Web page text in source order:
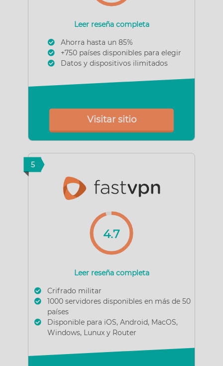
Leer reseña completa
Ahorra hasta un 85%
+750 países disponibles para elegir
Datos y dispositivos ilimitados
Visitar sitio
5
4.7
Leer reseña completa
Crifrado militar
1000 servidores disponibles en más de 50
países
Disponible para iOS, Android, MacOS,
Windows, Lunux y Router